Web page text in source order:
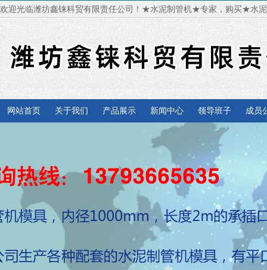
欢迎光临潍坊鑫铼科贸有限责任公司！★水泥制管机★专家，购买★
网站首页 关于我们 产品展示 新闻中心 领导班子 成员